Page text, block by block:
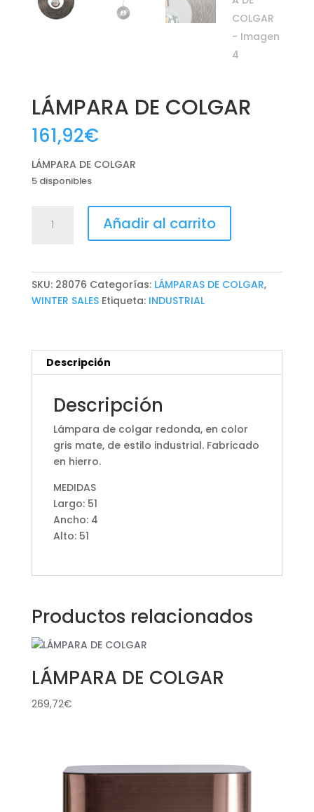
LÁMPARA DE COLGAR
161,92€
LÁMPARA DE COLGAR
5 disponibles
Añadir al carrito
SKU: 28076 Categorías: LÁMPARAS DE COLGAR,
WINTER SALES Etiqueta: INDUSTRIAL
Descripción
Descripción
Lámpara de colgar redonda, en color
gris mate, de estilo industrial. Fabricado
en hierro.
MEDIDAS
Largo: 51
Ancho: 4
Alto: 51
Productos relacionados
LÁMPARA DE COLGAR
269,72€